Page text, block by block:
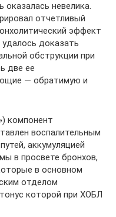
невелика.
отчетливый
эффект
доказать
обструкции при
две ее
— обратимую и
компонент
воспалительным
аккумуляцией
в просвете бронхов,
в основном
отделом
которой при ХОБЛ